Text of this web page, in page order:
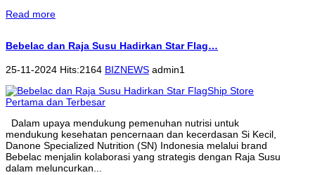
Read more
Bebelac dan Raja Susu Hadirkan Star Flag…
25-11-2024 Hits:2164 BIZNEWS admin1
Dalam upaya mendukung pemenuhan nutrisi untuk
mendukung kesehatan pencernaan dan kecerdasan Si Kecil,
Danone Specialized Nutrition (SN) Indonesia melalui brand
Bebelac menjalin kolaborasi yang strategis dengan Raja Susu
dalam meluncurkan...